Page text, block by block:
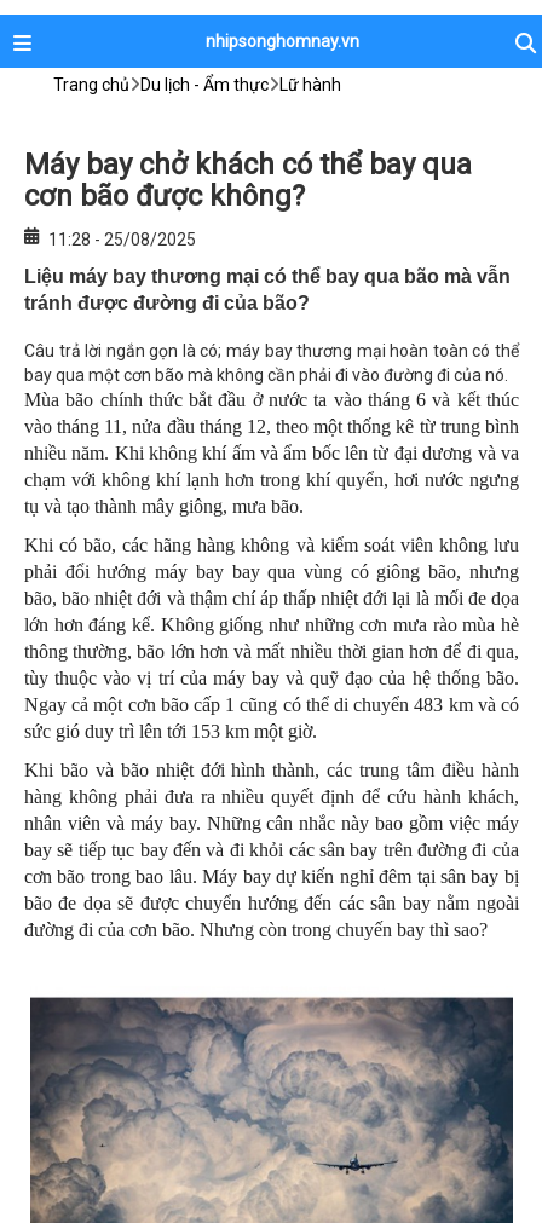
nhipsonghomnay.vn
Trang chủ Du lịch - Ẩm thực Lữ hành
Máy bay chở khách có thể bay qua
cơn bão được không?
11:28 - 25/08/2025
Liệu máy bay thương mại có thể bay qua bão mà vẫn
tránh được đường đi của bão?
Câu trả lời ngắn gọn là có; máy bay thương mại hoàn toàn có thể
bay qua một cơn bão mà không cần phải đi vào đường đi của nó.
Mùa bão chính thức bắt đầu ở nước ta vào tháng 6 và kết thúc
vào tháng 11, nửa đầu tháng 12, theo một thống kê từ trung bình
nhiều năm. Khi không khí ấm và ẩm bốc lên từ đại dương và va
chạm với không khí lạnh hơn trong khí quyển, hơi nước ngưng
tụ và tạo thành mây giông, mưa bão.
Khi có bão, các hãng hàng không và kiểm soát viên không lưu
phải đổi hướng máy bay bay qua vùng có giông bão, nhưng
bão, bão nhiệt đới và thậm chí áp thấp nhiệt đới lại là mối đe dọa
lớn hơn đáng kể. Không giống như những cơn mưa rào mùa hè
thông thường, bão lớn hơn và mất nhiều thời gian hơn để đi qua,
tùy thuộc vào vị trí của máy bay và quỹ đạo của hệ thống bão.
Ngay cả một cơn bão cấp 1 cũng có thể di chuyển 483 km và có
sức gió duy trì lên tới 153 km một giờ.
Khi bão và bão nhiệt đới hình thành, các trung tâm điều hành
hàng không phải đưa ra nhiều quyết định để cứu hành khách,
nhân viên và máy bay. Những cân nhắc này bao gồm việc máy
bay sẽ tiếp tục bay đến và đi khỏi các sân bay trên đường đi của
cơn bão trong bao lâu. Máy bay dự kiến nghỉ đêm tại sân bay bị
bão đe dọa sẽ được chuyển hướng đến các sân bay nằm ngoài
đường đi của cơn bão. Nhưng còn trong chuyến bay thì sao?